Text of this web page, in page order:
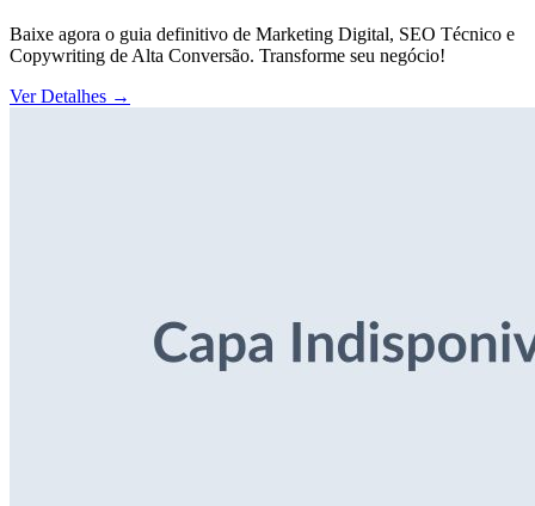
Baixe agora o guia definitivo de Marketing Digital, SEO Técnico e
Copywriting de Alta Conversão. Transforme seu negócio!
Ver Detalhes →